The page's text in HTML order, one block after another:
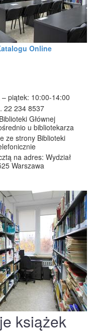
Online
piątek: 10:00-14:00
22 234 8537
Głównej
u bibliotekarza
ze strony Biblioteki
na adres: Wydział
Warszawa
książek